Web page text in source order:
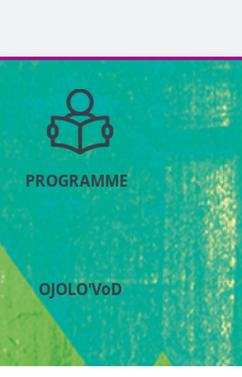
PROGRAMME
OJOLO'VoD